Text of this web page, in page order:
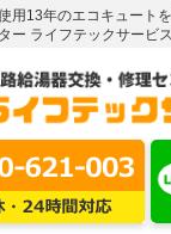
用13年のエコキュート
ー ライフテックサービス